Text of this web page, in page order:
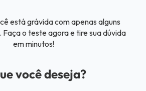
está grávida com apenas alguns
Faça o teste agora e tire sua dúvida
em minutos!
você deseja?